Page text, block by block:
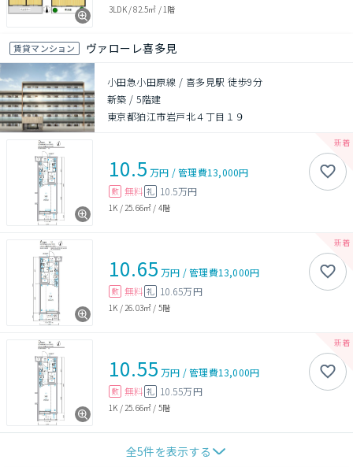
3LDK/82.5㎡ / 1階
賃貸マンション ヴァローレ喜多見
小田急小田原線 / 喜多見駅 徒歩9分
新築 /5階建
東京都狛江市岩戸北４丁目１９
10.5 万円 /管理費13,000円
敷 無料 礼 10.5万円
1K / 25.66㎡ / 4階
10.65 万円 /管理費13,000円
敷 無料 礼 10.65万円
1K / 26.03㎡ / 5階
10.55 万円 /管理費13,000円
敷 無料 礼 10.55万円
1K / 25.66㎡ / 5階
全5件を表示する